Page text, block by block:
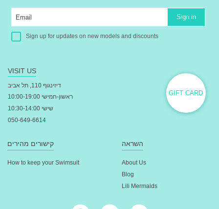
Sign in
Sign up for updates on new models and discounts
VISIT US
דיזינגוף 110, תל אביב
ראשון-חמישי 10:00-19:00
שישי 10:30-14:00
050-649-6614
GIFT CARD
קישורים מהירים
How to keep your Swimsuit
השראה
About Us
Blog
Lili Mermaids